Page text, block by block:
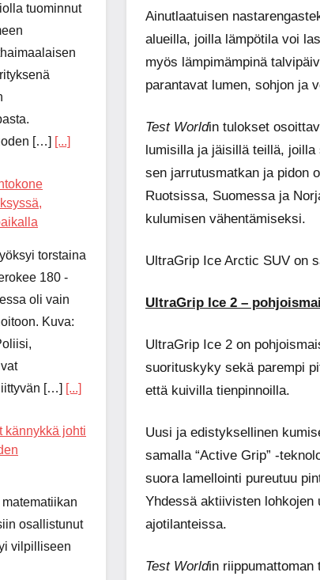
Ainutlaatuisen
alueilla, joilla lämpötila voi
myös lämpimämpinä
parantavat lumen, sohjon ja
Test Worldin tulokset
lumisilla ja jäisillä teillä,
sen jarrutusmatkan ja pidon
Ruotsissa, Suomessa ja
kulumisen vähentämiseksi.
UltraGrip Ice Arctic SUV on
UltraGrip Ice 2 –
UltraGrip Ice 2 on
suorituskyky sekä parempi
että kuivilla tienpinnoilla.
Uusi ja edistyksellinen
samalla “Active Grip” -
suora lamellointi pureutuu
Yhdessä aktiivisten lohkojen
ajotilanteissa.
Test Worldin
tuominnut
[…] [...]
torstaina
180 -
oli vain
Kuva:
[…] [...]
kännykkä johti
osallistunut
vilpilliseen